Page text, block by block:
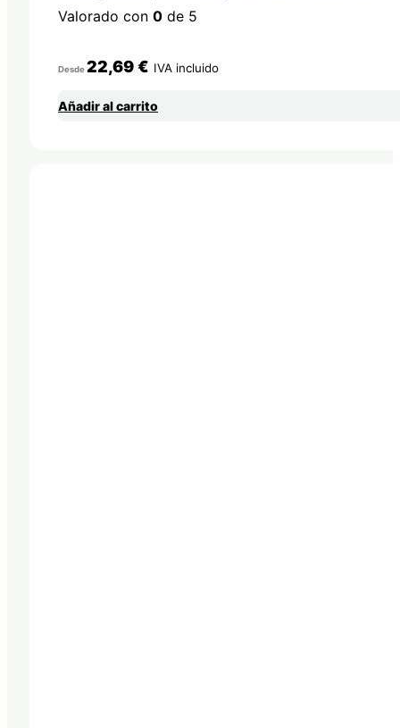
Valorado con 0 de 5
Desde22,69€ IVA incluido
Añadir al carrito